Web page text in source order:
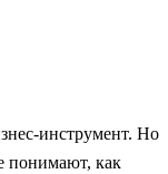
инструмент. Но
понимают, как